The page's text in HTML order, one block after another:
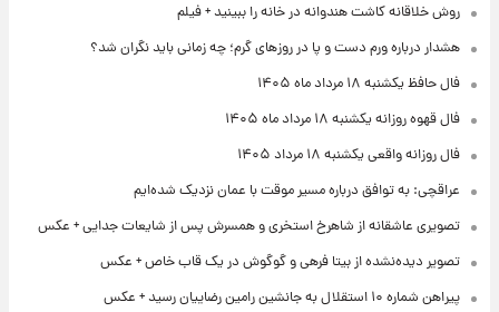
روش خلاقانه کاشت هندوانه در خانه را ببینید + فیلم
هشدار درباره ورم دست و پا در روزهای گرم؛ چه زمانی باید نگران شد؟
فال حافظ یکشنبه ۱۸ مرداد ماه ۱۴۰۵
فال قهوه روزانه یکشنبه ۱۸ مرداد ماه ۱۴۰۵
فال روزانه واقعی یکشنبه ۱۸ مرداد ۱۴۰۵
عراقچی: به توافق درباره مسیر موقت با عمان نزدیک شده‌ایم
تصویری عاشقانه از شاهرخ استخری و همسرش پس از شایعات جدایی + عکس
تصویر دیده‌نشده از بیتا فرهی و گوگوش در یک قاب خاص + عکس
پیراهن شماره ۱۰ استقلال به جانشین رامین رضاییان رسید + عکس